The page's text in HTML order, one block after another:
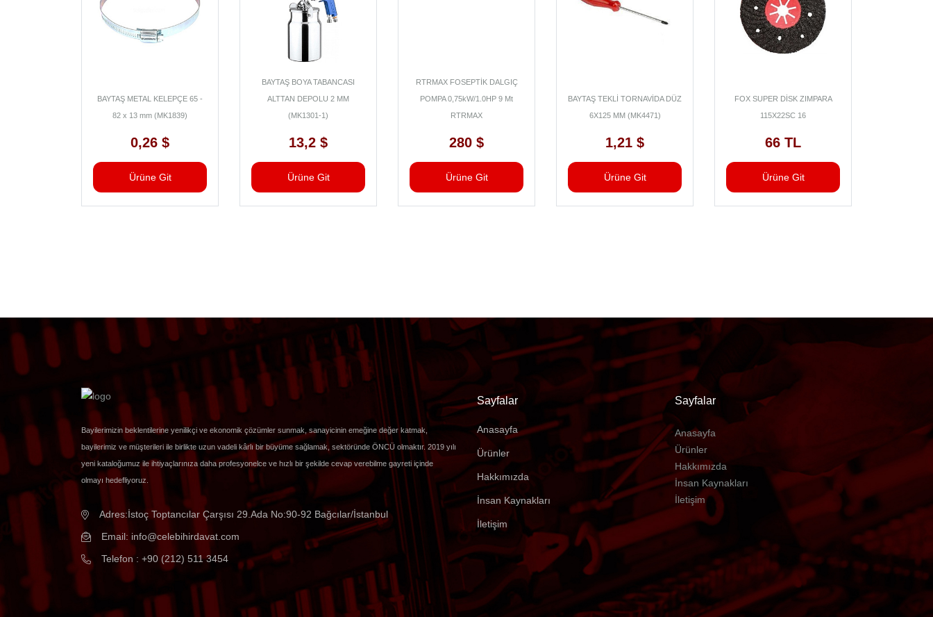
BAYTAŞ METAL KELEPÇE 65 -
82 x 13 mm (MK1839)
0,26 $
Ürüne Git
BAYTAŞ BOYA TABANCASI
ALTTAN DEPOLU 2 MM
(MK1301-1)
13,2 $
Ürüne Git
RTRMAX FOSEPTİK DALGIÇ
POMPA 0,75kW/1.0HP 9 Mt
RTRMAX
280 $
Ürüne Git
BAYTAŞ TEKLİ TORNAVİDA DÜZ
6X125 MM (MK4471)
1,21 $
Ürüne Git
FOX SUPER DİSK ZIMPARA
115X22SC 16
66 TL
Ürüne Git
Bayilerimizin beklentilerine yenilikçi ve ekonomik çözümler sunmak, sanayicinin emeğine değer katmak,
bayilerimiz ve müşterileri ile birlikte uzun vadeli kârlı bir büyüme sağlamak, sektöründe ÖNCÜ olmaktır. 2019 yılı
yeni kataloğumuz ile ihtiyaçlarınıza daha profesyonelce ve hızlı bir şekilde cevap verebilme gayreti içinde
olmayı hedefliyoruz.
Adres:İstoç Toptancılar Çarşısı 29.Ada No:90-92 Bağcılar/İstanbul
Email: info@celebihirdavat.com
Telefon : +90 (212) 511 3454
Sayfalar
Anasayfa
Ürünler
Hakkımızda
İnsan Kaynakları
İletişim
Sayfalar
Anasayfa
Ürünler
Hakkımızda
İnsan Kaynakları
İletişim